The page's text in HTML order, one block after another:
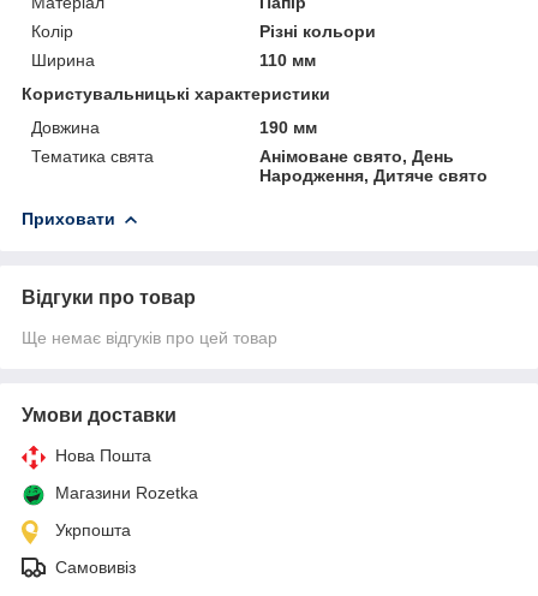
Колір
Різні кольори
Ширина
110 мм
Користувальницькі характеристики
Довжина
190 мм
Тематика свята
Анімоване свято, День
Народження, Дитяче свято
Приховати
Відгуки про товар
Ще немає відгуків про цей товар
Умови доставки
Нова Пошта
Магазини Rozetka
Укрпошта
Самовивіз